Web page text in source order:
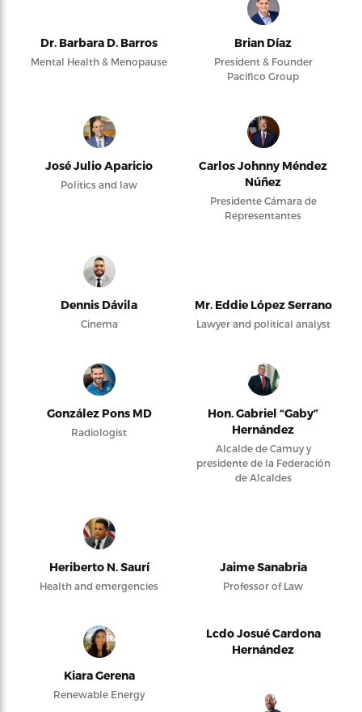
Dr. Barbara D. Barros
Mental Health & Menopause
Brian Díaz
President & Founder
Pacifico Group
José Julio Aparicio
Politics and law
Carlos Johnny Méndez
Núñez
Presidente Cámara de
Representantes
Dennis Dávila
Cinema
Mr. Eddie López Serrano
Lawyer and political analyst
González Pons MD
Radiologist
Hon. Gabriel “Gaby”
Hernández
Alcalde de Camuy y
presidente de la Federación
de Alcaldes
Heriberto N. Saurí
Health and emergencies
Jaime Sanabria
Professor of Law
Kiara Gerena
Renewable Energy
Lcdo Josué Cardona
Hernández